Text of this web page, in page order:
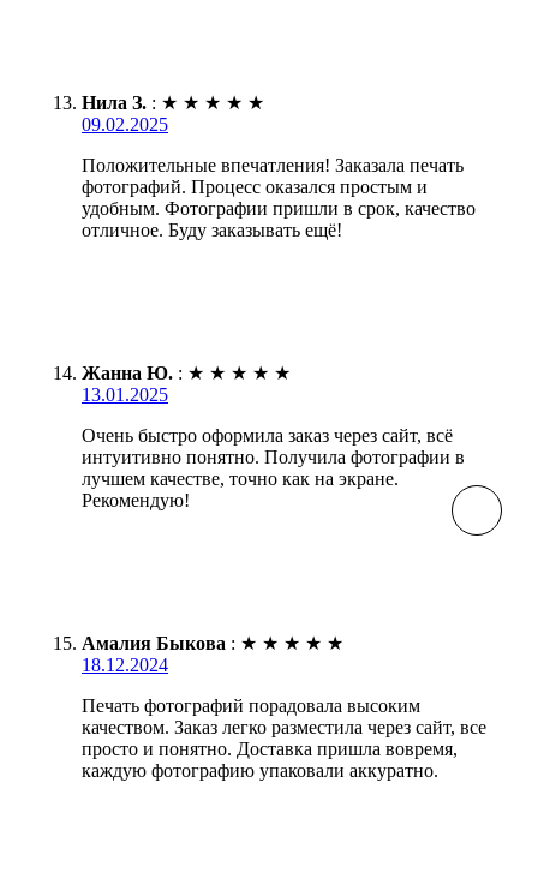
Нила З. : ★ ★ ★ ★ ★
09.02.2025
Положительные впечатления! Заказала печать
фотографий. Процесс оказался простым и
удобным. Фотографии пришли в срок, качество
отличное. Буду заказывать ещё!
Жанна Ю. : ★ ★ ★ ★ ★
13.01.2025
Очень быстро оформила заказ через сайт, всё
интуитивно понятно. Получила фотографии в
лучшем качестве, точно как на экране.
Рекомендую!
Амалия Быкова : ★ ★ ★ ★ ★
18.12.2024
Печать фотографий порадовала высоким
качеством. Заказ легко разместила через сайт, все
просто и понятно. Доставка пришла вовремя,
каждую фотографию упаковали аккуратно.